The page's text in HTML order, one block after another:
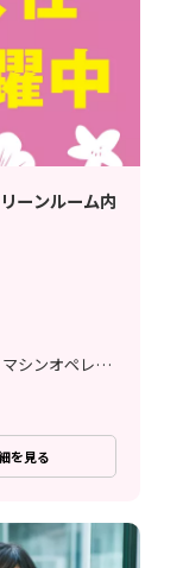
ーンルーム内
検査、梱包・仕分け、組立・組付け、マシンオペレーター
を見る